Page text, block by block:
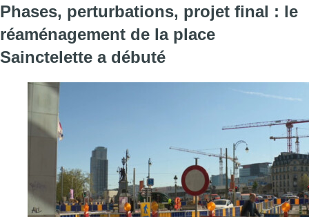
Phases, perturbations, projet final : le
réaménagement de la place
Sainctelette a débuté